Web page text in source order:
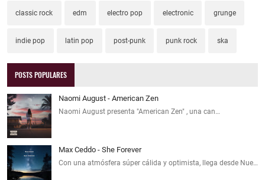
classic rock edm electro pop electronic grunge
indie pop latin pop post-punk punk rock ska
POSTS POPULARES
Naomi August - American Zen
Naomi August presenta "American Zen" , una can…
Max Ceddo - She Forever
Con una atmósfera súper cálida y optimista, llega desde Nue…